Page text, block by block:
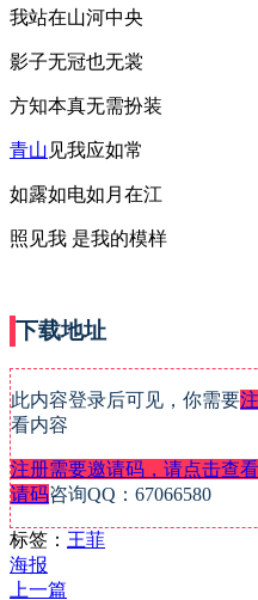
我站在山河中央
影子无冠也无裳
方知本真无需扮装
青山 见我应如常
如露如电如月在江
照见我 是我的模样
下载地址
此内容登录后可见，你需要
看内容
注册需要邀请码，请点击查
请码咨询QQ：67066580
标签： 王菲
海报
上一篇